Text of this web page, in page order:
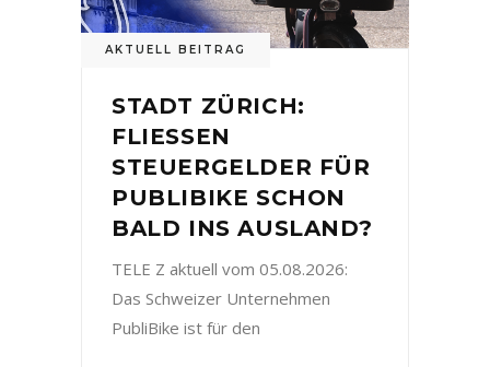
AKTUELL BEITRAG
STADT ZÜRICH:
FLIESSEN
STEUERGELDER FÜR
PUBLIBIKE SCHON
BALD INS AUSLAND?
TELE Z aktuell vom 05.08.2026:
Das Schweizer Unternehmen
PubliBike ist für den